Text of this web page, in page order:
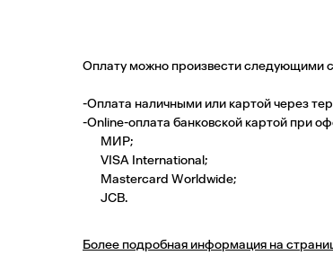
Оплату можно произвести следующими
-Оплата наличными или картой через
-Оnline-оплата банковской картой при
МИР;
VISA International;
Mastercard Worldwide;
JCB.
Более подробная информация на